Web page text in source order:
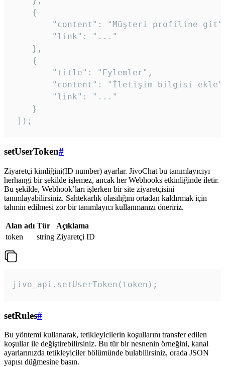
    {
"content": "Müşteri profiline
        "link": "..."
    },
    {
        "title": "Eylemler",
"content": "İletişim bilgisi
        "link": "..."
    }
]);
setUserToken#
Ziyaretçi kimliğini(ID number) ayarlar. JivoChat bu tanımlayıcıyı
herhangi bir şekilde işlemez, ancak her Webhooks etkinliğinde iletir.
Bu şekilde, Webhook’ları işlerken bir site ziyaretçisini
tanımlayabilirsiniz. Sahtekarlık olasılığını ortadan kaldırmak için
tahmin edilmesi zor bir tanımlayıcı kullanmanızı öneririz.
Alan adı Tür
Açıklama
token
string Ziyaretçi ID
jivo_api.setUserToken(token);
setRules#
Bu yöntemi kullanarak, tetikleyicilerin koşullarını transfer edilen
koşullar ile değiştirebilirsiniz. Bu tür bir nesnenin örneğini, kanal
ayarlarınızda tetikleyiciler bölümünde bulabilirsiniz, orada JSON
yapısı düğmesine basın.